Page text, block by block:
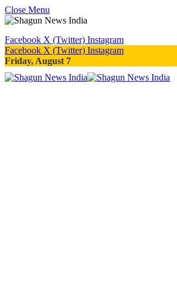
Close Menu
Facebook X (Twitter) Instagram
Facebook X (Twitter) Instagram
Friday, August 7